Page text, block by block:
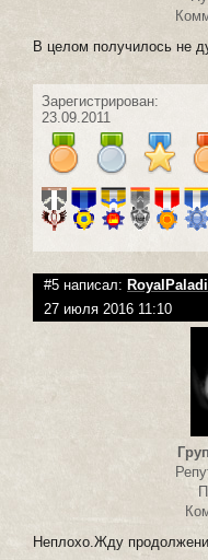
В целом получилось не
Зарегистрирован:
23.09.2011
#5 написал:
27 июля 2016 11:10
Неплохо.Жду